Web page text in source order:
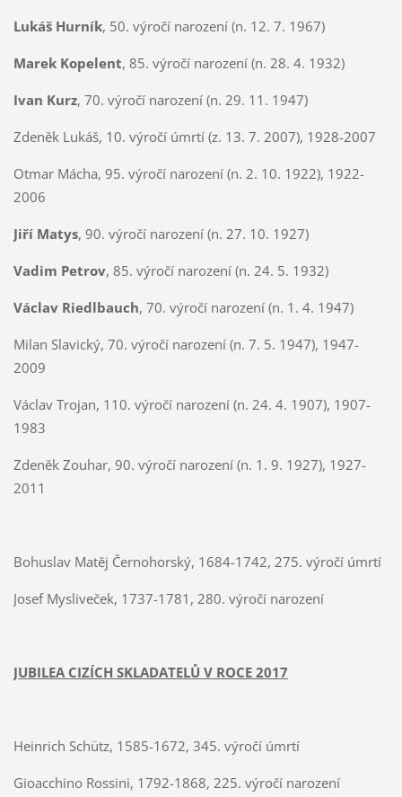
Lukáš Hurník, 50. výročí narození (n. 12. 7. 1967)
Marek Kopelent, 85. výročí narození (n. 28. 4. 1932)
Ivan Kurz, 70. výročí narození (n. 29. 11. 1947)
Zdeněk Lukáš, 10. výročí úmrtí (z. 13. 7. 2007), 1928-2007
Otmar Mácha, 95. výročí narození (n. 2. 10. 1922), 1922-
2006
Jiří Matys, 90. výročí narození (n. 27. 10. 1927)
Vadim Petrov, 85. výročí narození (n. 24. 5. 1932)
Václav Riedlbauch, 70. výročí narození (n. 1. 4. 1947)
Milan Slavický, 70. výročí narození (n. 7. 5. 1947), 1947-
2009
Václav Trojan, 110. výročí narození (n. 24. 4. 1907), 1907-
1983
Zdeněk Zouhar, 90. výročí narození (n. 1. 9. 1927), 1927-
2011
Bohuslav Matěj Černohorský, 1684-1742, 275. výročí úmrtí
Josef Mysliveček, 1737-1781, 280. výročí narození
JUBILEA CIZÍCH SKLADATELŮ V ROCE 2017
Heinrich Schütz, 1585-1672, 345. výročí úmrtí
Gioacchino Rossini, 1792-1868, 225. výročí narození